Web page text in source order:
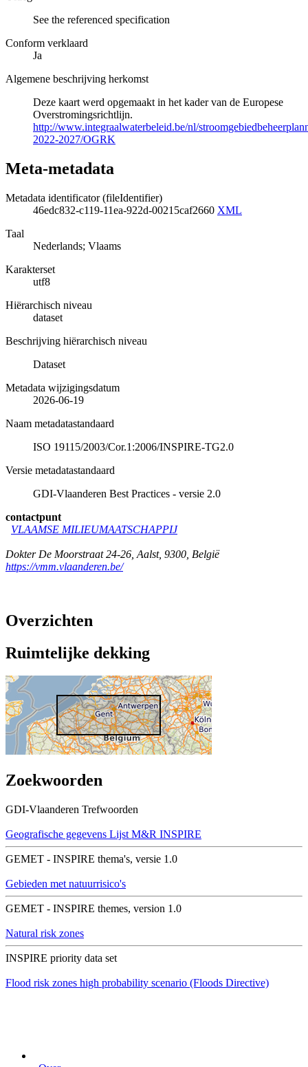
See the referenced specification
Conform verklaard
Ja
Algemene beschrijving herkomst
Deze kaart werd opgemaakt in het kader van de Europese
Overstromingsrichtlijn.
http://www.integraalwaterbeleid.be/nl/
2022-2027/OGRK
Meta-metadata
Metadata identificator (fileIdentifier)
46edc832-c119-11ea-922d-00215caf2660 XML
Taal
Nederlands; Vlaams
Karakterset
utf8
Hiërarchisch niveau
dataset
Beschrijving hiërarchisch niveau
Dataset
Metadata wijzigingsdatum
2026-06-19
Naam metadatastandaard
ISO 19115/2003/Cor.1:2006/INSPIRE-TG2.0
Versie metadatastandaard
GDI-Vlaanderen Best Practices - versie 2.0
contactpunt
VLAAMSE MILIEUMAATSCHAPPIJ
Dokter De Moorstraat 24-26 Aalst, 9300 België
https://vmm.vlaanderen.be/
Overzichten
Ruimtelijke dekking
Zoekwoorden
GDI-Vlaanderen Trefwoorden
Geografische gegevens Lijst M&R INSPIRE
GEMET - INSPIRE thema's, versie 1.0
Gebieden met natuurrisico's
GEMET - INSPIRE themes, version 1.0
Natural risk zones
INSPIRE priority data set
Flood risk zones high probability scenario (Floods Directive)